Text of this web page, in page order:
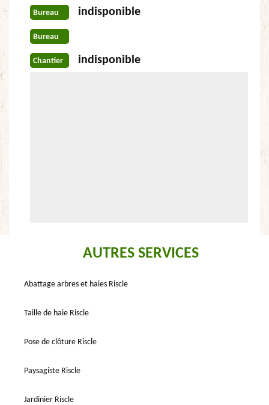
Bureau indisponible
Bureau
Chantier indisponible
AUTRES SERVICES
Abattage arbres et haies Riscle
Taille de haie Riscle
Pose de clôture Riscle
Paysagiste Riscle
Jardinier Riscle